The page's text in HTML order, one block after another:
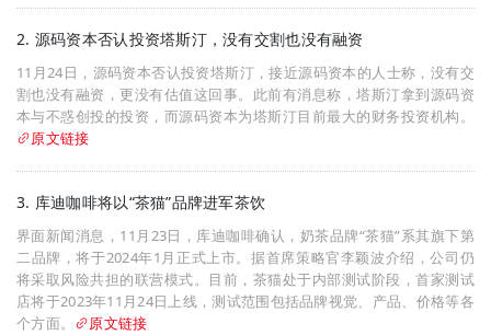
2. 源码资本否认投资塔斯汀，没有交割也没有融资
11月24日，源码资本否认投资塔斯汀，接近源码资本的人士称，没有交
割也没有融资，更没有估值这回事。此前有消息称，塔斯汀拿到源码资
本与不惑创投的投资，而源码资本为塔斯汀目前最大的财务投资机构。
原文链接
3. 库迪咖啡将以“茶猫”品牌进军茶饮
界面新闻消息，11月23日，库迪咖啡确认，奶茶品牌“茶猫”系其旗下第
二品牌，将于2024年1月正式上市。据首席策略官李颖波介绍，公司仍
将采取风险共担的联营模式。目前，茶猫处于内部测试阶段，首家测试
店将于2023年11月24日上线，测试范围包括品牌视觉、产品、价格等各
个方面。
原文链接